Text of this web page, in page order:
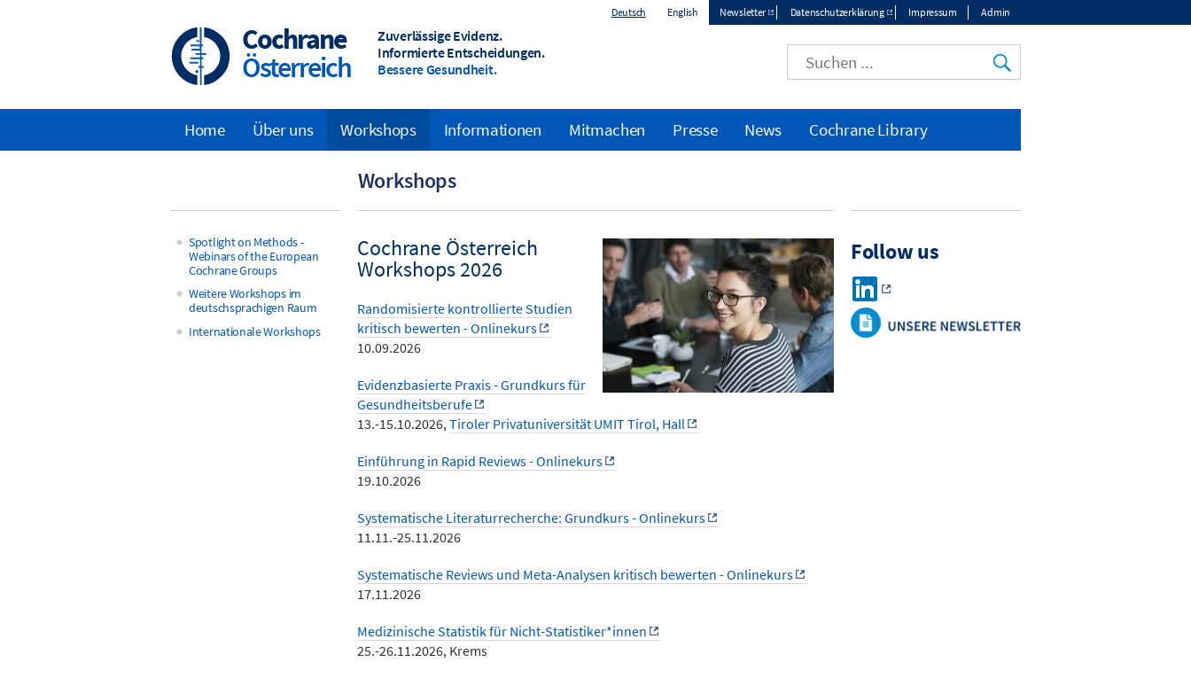
Deutsch English Newsletter Datenschutzerklärung Impressum Admin
Cochrane
Österreich
Zuverlässige Evidenz.
Informierte Entscheidungen.
Bessere Gesundheit.
Workshops
Cochrane Österreich
Workshops 2026
Randomisierte kontrollierte Studien
kritisch bewerten - Onlinekurs
10.09.2026
Evidenzbasierte Praxis - Grundkurs für
Gesundheitsberufe
13.-15.10.2026,Tiroler Privatuniversität UMIT Tirol, Hall
Einführung in Rapid Reviews - Onlinekurs
19.10.2026
Systematische Literaturrecherche: Grundkurs - Onlinekurs
11.11.-25.11.2026
Systematische Reviews und Meta-Analysen kritisch bewerten - Onlinekurs
17.11.2026
Medizinische Statistik für Nicht-Statistiker*innen
25.-26.11.2026, Krems
Main
navigation
Spotlight on Methods -
Webinars of the European
Cochrane Groups
Weitere Workshops im
deutschsprachigen Raum
Internationale Workshops
Follow us
Main
navigation
Home Über uns Workshops Informationen Mitmachen Presse News Cochrane Library